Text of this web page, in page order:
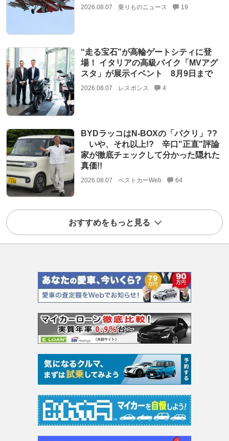
2026.08.07 乗りものニュース 19
“走る宝石”が高輪ゲートシティに登
場！ イタリアの高級バイク「MVアグ
スタ」が展示イベント 8月9日まで
2026.08.07 レスポンス 4
BYDラッコはN-BOXの「パクリ」??
いや、それ以上!? 辛口"正直"評論
家が徹底チェックして分かった隠れた
真価!!
2026.08.07 ベストカーWeb 64
おすすめをもっと見る